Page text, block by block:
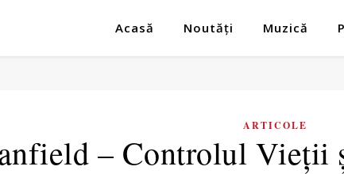
Acasă Noutăți Muzică
ARTICOLE
– Controlul Vieții